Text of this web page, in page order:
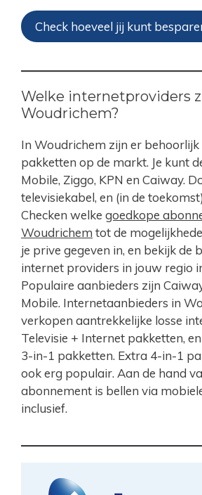
Check hoeveel jij kunt
Welke internetproviders
Woudrichem?
In Woudrichem zijn er
pakketten op de markt. Je kunt
Mobile, Ziggo, KPN en Caiway.
televisiekabel, en (in de
Checken welke goedkope
Woudrichem tot de
je prive gegeven in, en bekijk de
internet providers in jouw regio
Populaire aanbieders zijn
Mobile. Internetaanbieders in
verkopen aantrekkelijke losse
Televisie + Internet pakketten,
3-in-1 pakketten. Extra 4-in-1
ook erg populair. Aan de hand
abonnement is bellen via
inclusief.